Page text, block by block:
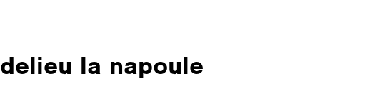
la napoule